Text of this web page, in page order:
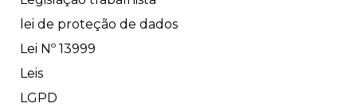
lei de proteção de dados
Lei Nº 13999
Leis
LGPD